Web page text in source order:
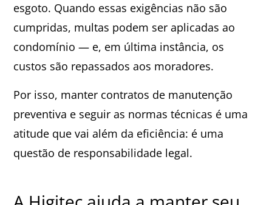
esgoto. Quando essas exigências não são
cumpridas, multas podem ser aplicadas ao
condomínio — e, em última instância, os
custos são repassados aos moradores.
Por isso, manter contratos de manutenção
preventiva e seguir as normas técnicas é uma
atitude que vai além da eficiência: é uma
questão de responsabilidade legal.